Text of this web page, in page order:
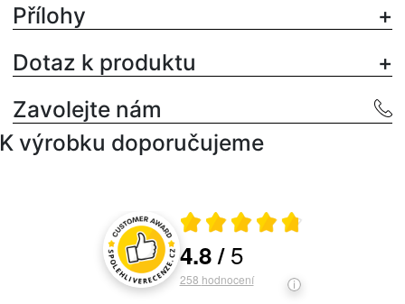
Přílohy
Dotaz k produktu
Zavolejte nám
K výrobku doporučujeme
Hodnocení a recenze zákazníků
Průměrné hodnocení 4.8 z 5
4.8/5
258 hodnocení